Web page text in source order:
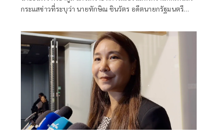
กระแสข่าวที่ระบุว่า นายทักษิณ ชินวัตร อดีตนายกรัฐมนตรี
ยังประเทศมาเลเซีย โดยระบุว่า ข่าวดังกล่าวเป็นเพียงการสร้าง
กระแสจากผู้สนับสนุนทางการเมืองเท่านั้น